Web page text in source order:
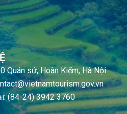
Quán sứ, Hoàn Kiếm, Hà Nội
(84-24) 3942 3760